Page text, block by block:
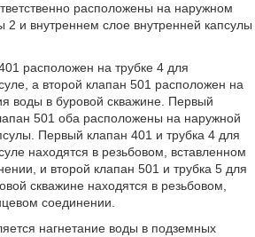
расположены на наружном
2 и внутреннем слое внутренней капсулы
расположен на трубке 4 для
а второй клапан 501 расположен на
воды в буровой скважине. Первый
501 оба расположены на наружной
Первый клапан 401 и трубка 4 для
находятся в резьбовом, вставленном
и второй клапан 501 и трубка 5 для
скважине находятся в резьбовом,
соединении.
нагнетание воды в подземных